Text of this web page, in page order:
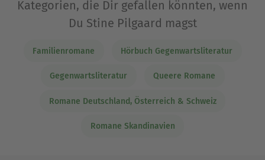
Kategorien, die Dir gefallen könnten, wenn
Du Stine Pilgaard magst
Familienromane Hörbuch Gegenwartsliteratur
Gegenwartsliteratur Queere Romane
Romane Deutschland, Österreich & Schweiz
Romane Skandinavien